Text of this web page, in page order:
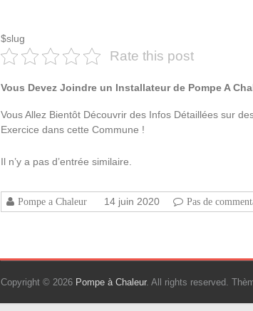
$slug
Rate this post
Vous Devez Joindre un Installateur de Pompe A
Vous Allez Bientôt Découvrir des Infos Détaillées sur
Exercice dans cette Commune !
Il n’y a pas d’entrée similaire.
Pompe a Chaleur 14 juin 2020 Pas de
Copyright © 2026 Pompe à Chaleur. All rights reserved.